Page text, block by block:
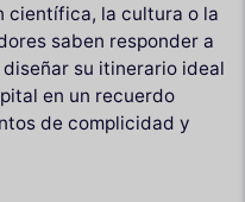
científica, la cultura o la
saben responder a
su itinerario ideal
en un recuerdo
de complicidad y